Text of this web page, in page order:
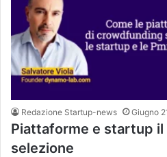
Redazione Startup-news Giugno
Piattaforme e startup
selezione